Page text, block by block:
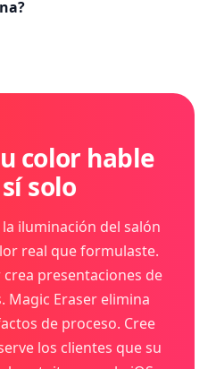
color hable
solo
iluminación del salón
real que formulaste.
presentaciones de
Magic Eraser elimina
de proceso. Cree
los clientes que su